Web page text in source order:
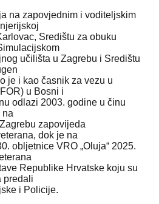
na zapovjednim i voditeljskim
Središtu za obuku
učilišta u Zagrebu i Središtu
je i kao časnik za vezu u
u Bosni i
odlazi 2003. godine u činu
na
zapovijeda
dok je na
obljetnice VRO „Oluja“ 2025.
Republike Hrvatske koju su
predali
i Policije.